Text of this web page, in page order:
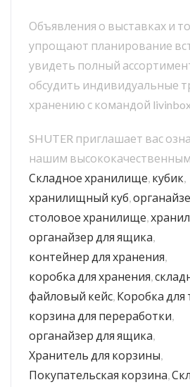
Объявления о выставках и
упрощают планирование
увидеть полный
обсудить индивидуальные
хранению с командой
SHUTER приглашает вас
нашим высококачественным
Складное хранилище, кубик,
хранилищный куб,
столовое хранилище,
органайзер для ящика,
контейнер для хранения,
коробка для хранения,
файловый кейс, Коробка для
корзина для переработки,
органайзер для ящика,
Хранитель для корзины,
Покупательская корзина,